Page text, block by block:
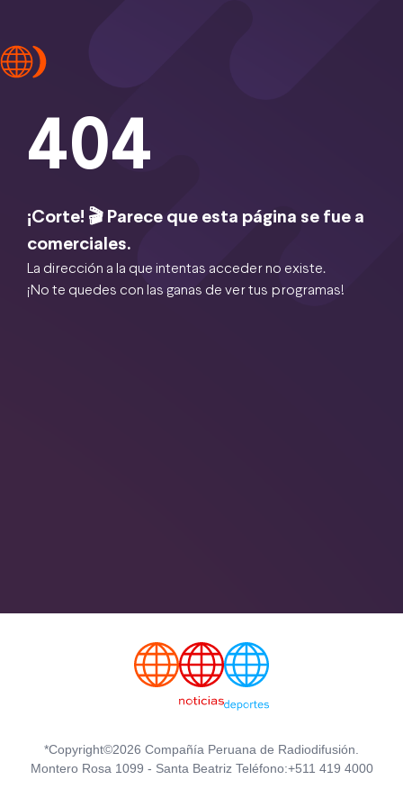
404
¡Corte! 🎬 Parece que esta página se fue a
comerciales.
La dirección a la que intentas acceder no existe.
¡No te quedes con las ganas de ver tus programas!
*Copyright©2026 Compañía Peruana de Radiodifusión.
Montero Rosa 1099 - Santa Beatriz Teléfono:+511 419 4000